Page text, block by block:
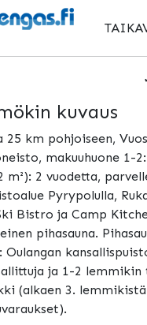
kuvaus
25 km pohjoiseen,
makuuhuone 1-
m²): 2 vuodetta,
Pyrypolulla,
Bistro ja Camp
pihasauna.
Oulangan
ja 1-2 lemmikin
(alkaen 3.